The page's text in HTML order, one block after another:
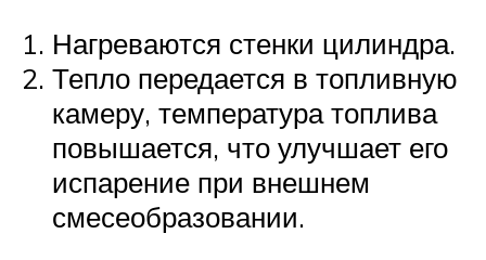
Нагреваются стенки цилиндра.
Тепло передается в топливную
камеру, температура топлива
повышается, что улучшает его
испарение при внешнем
смесеобразовании.